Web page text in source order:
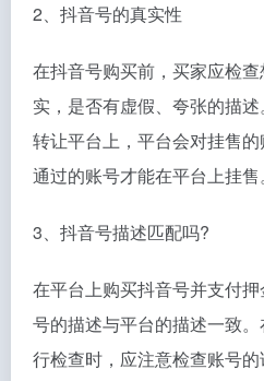
2、抖音号的真实性
在抖音号购买前，买家应检
实，是否有虚假、夸张的描
转让平台上，平台会对挂售
通过的账号才能在平台上挂售。
3、抖音号描述匹配吗?
在平台上购买抖音号并支付
号的描述与平台的描述一致
行检查时，应注意检查账号